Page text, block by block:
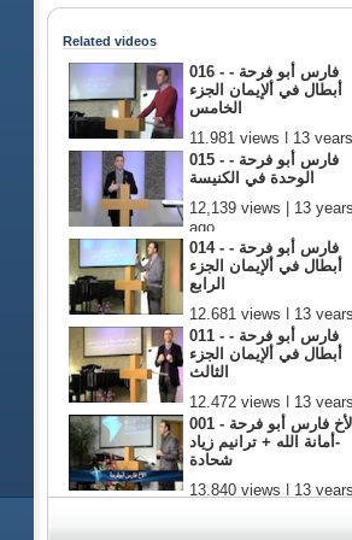
Related videos
016 - فارس أبو فرحة -
أبطال في ألإيمان الجزء
الخامس
11,981 views | 13 years
ago
015 - فارس أبو فرحة -
الوحدة في الكنيسة
12,139 views | 13 years
ago
014 - فارس أبو فرحة -
أبطال في ألإيمان الجزء
الرابع
12,681 views | 13 years
ago
011 - فارس أبو فرحة -
أبطال في ألإيمان الجزء
الثالث
12,472 views | 13 years
ago
001 - الأخ فارس أبو فرحة
-أمانة الله + ترانيم زياد
شحادة
13,840 views | 13 years